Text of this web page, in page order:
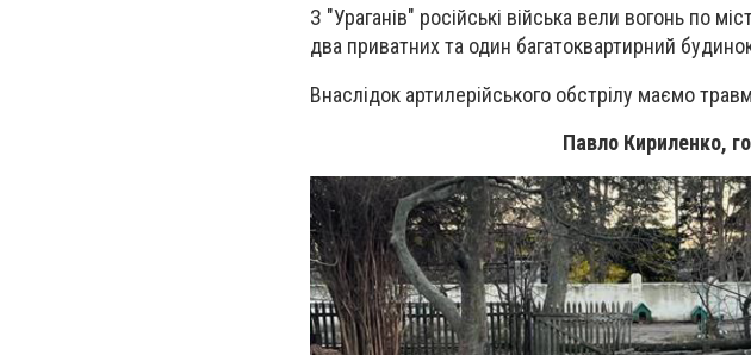
З "Ураганів" російські війська вели вогонь по
два приватних та один багатоквартирний
Внаслідок артилерійського обстрілу маємо
Павло Кириленко,